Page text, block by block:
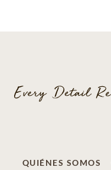
QUIÉNES SOMOS